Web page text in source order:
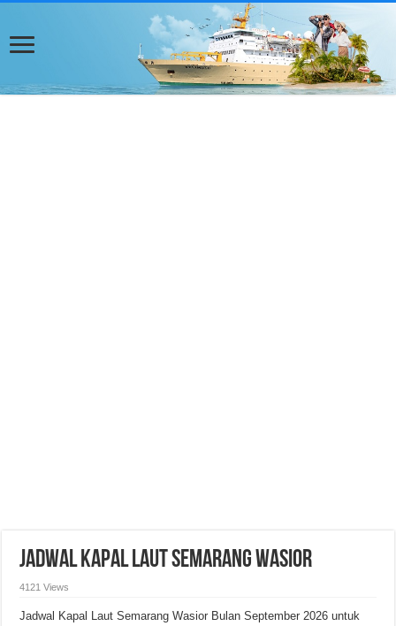
Jadwal Kapal Laut Semarang Wasior
4121 Views
Jadwal Kapal Laut Semarang Wasior Bulan September 2026 untuk